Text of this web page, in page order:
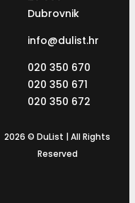
Dubrovnik
info@dulist.hr
020 350 670
020 350 671
020 350 672
2026 © DuList | All Rights
Reserved